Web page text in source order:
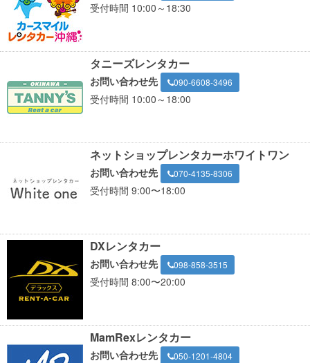
受付時間 10:00～18:30
タニーズレンタカー
お問い合わせ先 090-6608-3496
受付時間 10:00～18:00
ネットショップレンタカーホワイトワン
お問い合わせ先 070-4135-8306
受付時間 9:00〜18:00
DXレンタカー
お問い合わせ先 098-858-3515
受付時間 8:00〜20:00
MamRexレンタカー
お問い合わせ先 050-1201-4804